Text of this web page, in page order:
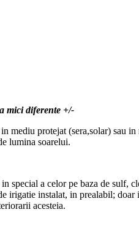
mici diferente +/-
mediu protejat (sera,solar) sau
lumina soarelui.
special a celor pe baza de sulf,
irigatie instalat, in prealabil;
acesteia.